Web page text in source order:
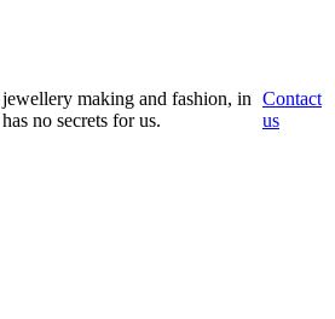
making and fashion, in
no secrets for us.
Contact
us